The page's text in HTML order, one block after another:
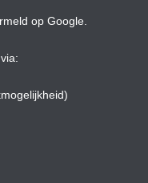
op Google.